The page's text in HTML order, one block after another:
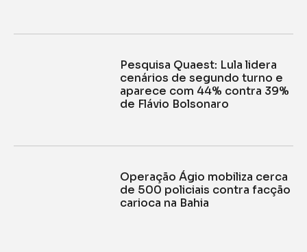
Pesquisa Quaest: Lula lidera
cenários de segundo turno e
aparece com 44% contra 39%
de Flávio Bolsonaro
Operação Ágio mobiliza cerca
de 500 policiais contra facção
carioca na Bahia